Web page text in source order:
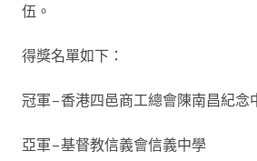
伍。
得獎名單如下：
冠軍–香港四邑商工總會陳南昌紀念
亞軍–基督教信義會信義中學